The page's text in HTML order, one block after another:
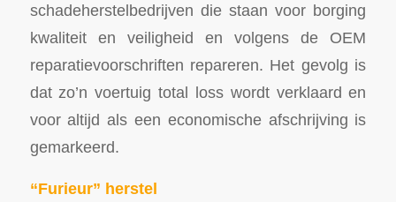
schadeherstelbedrijven die staan voor borging
kwaliteit en veiligheid en volgens de OEM
reparatievoorschriften repareren. Het gevolg is
dat zo’n voertuig total loss wordt verklaard en
voor altijd als een economische afschrijving is
gemarkeerd.
“Furieur” herstel